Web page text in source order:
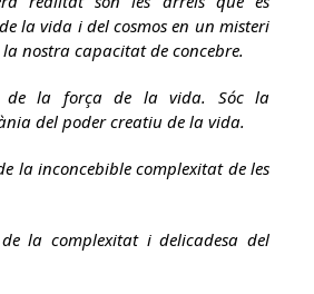
la vida i del cosmos en un misteri
nostra capacitat de concebre.
de la força de la vida. Sóc la
del poder creatiu de la vida.
la inconcebible complexitat de les
la complexitat i delicadesa del